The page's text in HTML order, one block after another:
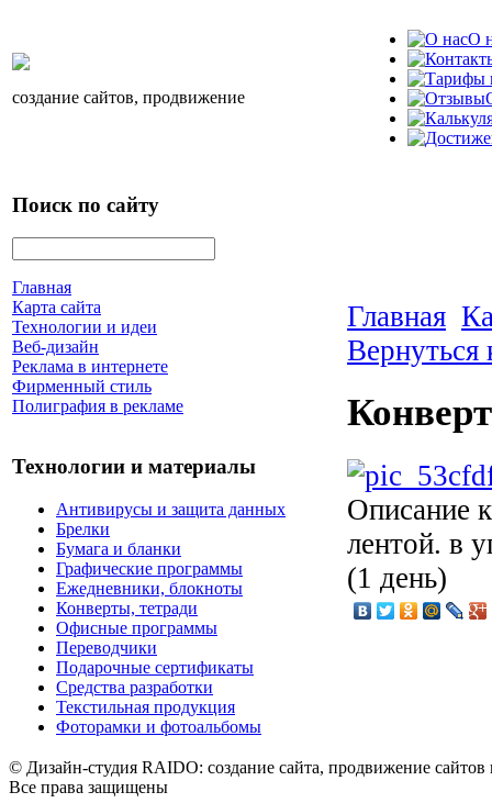
создание сайтов, продвижение
О
Поиск по сайту
Главная
Карта сайта
Технологии и идеи
Веб-дизайн
Реклама в интернете
Фирменный стиль
Полиграфия в рекламе
Технологии и материалы
Антивирусы и защита данных
Брелки
Бумага и бланки
Графические программы
Ежедневники, блокноты
Конверты, тетради
Офисные программы
Переводчики
Подарочные сертификаты
Средства разработки
Текстильная продукция
Фоторамки и фотоальбомы
Главная
Вернуться
Описание
лентой. в
(1 день)
© Дизайн-студия RAIDO: создание сайта, продвижение сайтов
Все права защищены